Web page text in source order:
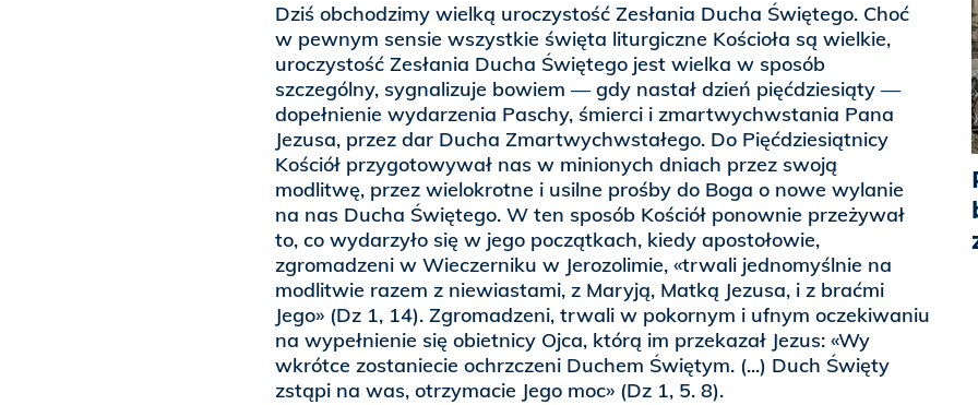
Dziś obchodzimy wielką uroczystość Zesłania Ducha Świętego. Choć
w pewnym sensie wszystkie święta liturgiczne Kościoła są wielkie,
uroczystość Zesłania Ducha Świętego jest wielka w sposób
szczególny, sygnalizuje bowiem — gdy nastał dzień pięćdziesiąty —
dopełnienie wydarzenia Paschy, śmierci i zmartwychwstania Pana
Jezusa, przez dar Ducha Zmartwychwstałego. Do Pięćdziesiątnicy
Kościół przygotowywał nas w minionych dniach przez swoją
modlitwę, przez wielokrotne i usilne prośby do Boga o nowe wylanie
na nas Ducha Świętego. W ten sposób Kościół ponownie przeżywał
to, co wydarzyło się w jego początkach, kiedy apostołowie,
zgromadzeni w Wieczerniku w Jerozolimie, «trwali jednomyślnie na
modlitwie razem z niewiastami, z Maryją, Matką Jezusa, i z braćmi
Jego» (Dz 1, 14). Zgromadzeni, trwali w pokornym i ufnym oczekiwaniu
na wypełnienie się obietnicy Ojca, którą im przekazał Jezus: «Wy
wkrótce zostaniecie ochrzczeni Duchem Świętym. (...) Duch Święty
zstąpi na was, otrzymacie Jego moc» (Dz 1, 5. 8).